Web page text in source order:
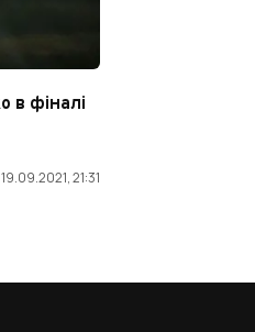
в фіналі
19.09.2021, 21:31